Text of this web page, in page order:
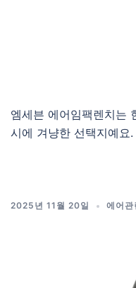
엠세븐 에어임팩렌치는
시에 겨냥한 선택지예
2025년 11월 20일 에어관